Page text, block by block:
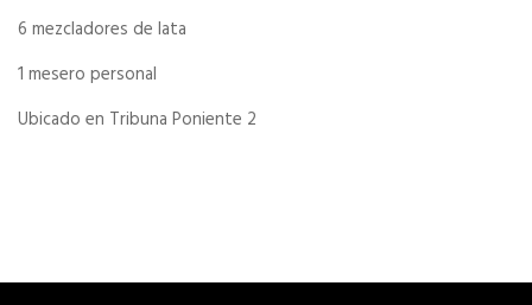
6 mezcladores de lata
1 mesero personal
Ubicado en Tribuna Poniente 2